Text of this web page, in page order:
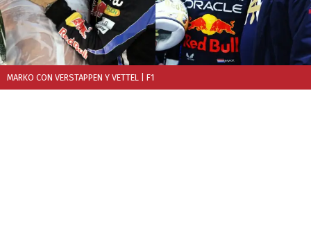
MARKO CON VERSTAPPEN Y VETTEL | F1